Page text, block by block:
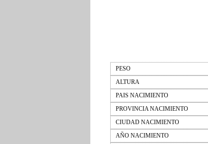
PESO
ALTURA
PAIS NACIMIENTO
PROVINCIA NACIMIENTO
CIUDAD NACIMIENTO
AÑO NACIMIENTO